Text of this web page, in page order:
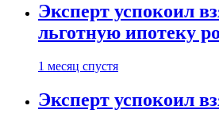
Эксперт успокоил
льготную ипотеку
1 месяц спустя
Эксперт успокоил